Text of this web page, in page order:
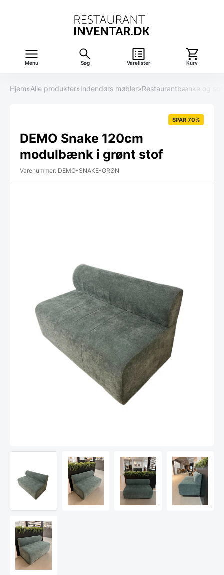
Menu Søg Varelister Kurv
Hjem»Alle produkter»Indendørs møbler»Restaurantbænke og
SPAR 70%
DEMO Snake 120cm
modulbænk i grønt stof
Varenummer: DEMO-SNAKE-GRØN